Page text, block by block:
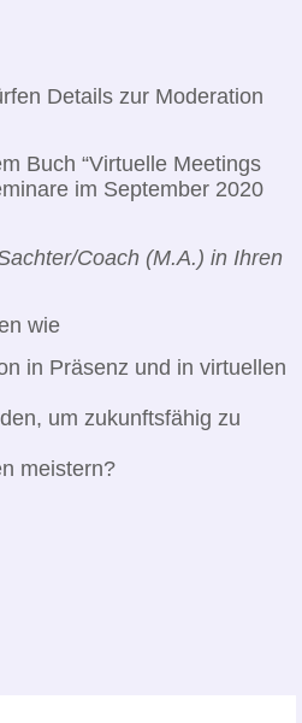
Details zur Moderation
Buch “Virtuelle Meetings
im September 2020
Coach (M.A.) in Ihren
wie
in Präsenz und in virtuellen
um zukunftsfähig zu
meistern?